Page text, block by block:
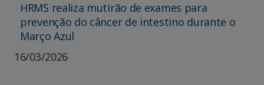
HRMS realiza mutirão de exames para
prevenção do câncer de intestino durante o
Março Azul
16/03/2026